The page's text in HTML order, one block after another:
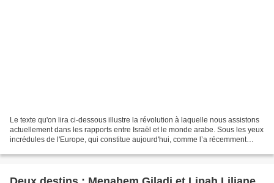
Le texte qu'on lira ci-dessous illustre la révolution à laquelle nous assistons
actuellement dans les rapports entre Israël et le monde arabe. Sous les yeux
incrédules de l'Europe, qui constitue aujourd'hui, comme l’a récemment